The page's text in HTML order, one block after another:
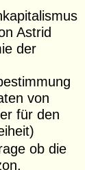
Astrid
der
von
für den
ob die